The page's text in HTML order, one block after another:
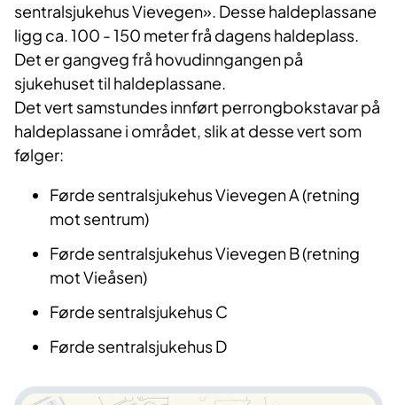
sentralsjukehus Vievegen». Desse haldeplassane
ligg ca. 100 - 150 meter frå dagens haldeplass.
Det er gangveg frå hovudinngangen på
sjukehuset til haldeplassane.
Det vert samstundes innført perrongbokstavar på
haldeplassane i området, slik at desse vert som
følger:
Førde sentralsjukehus Vievegen A (retning
mot sentrum)
Førde sentralsjukehus Vievegen B (retning
mot Vieåsen)
Førde sentralsjukehus C
Førde sentralsjukehus D